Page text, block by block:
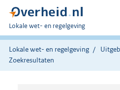
U
bent
hier:
Lokale wet- en regelgeving
Lokale wet- en regelgeving
Zoekresultaten